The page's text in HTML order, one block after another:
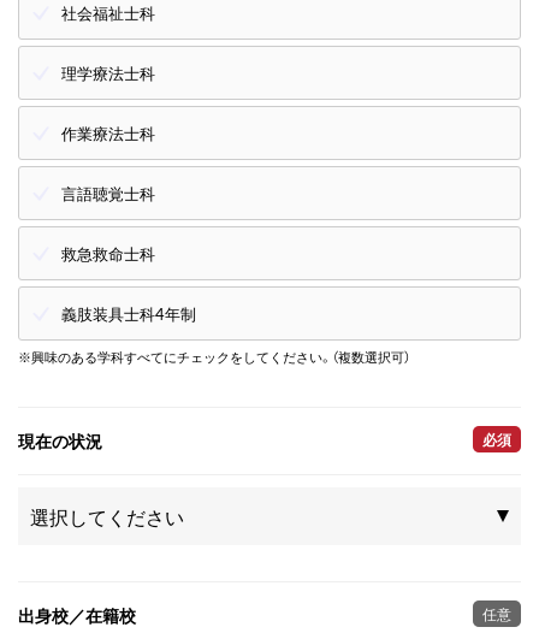
社会福祉士科
理学療法士科
作業療法士科
言語聴覚士科
救急救命士科
義肢装具士科4年制
※興味のある学科すべてにチェックをしてください。（複数選択可）
現在の状況 必須
出身校／在籍校 任意